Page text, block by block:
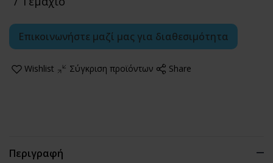
Επικοινωνήστε μαζί μας για διαθεσιμότητα
Wishlist Σύγκριση προϊόντων Share
Περιγραφή